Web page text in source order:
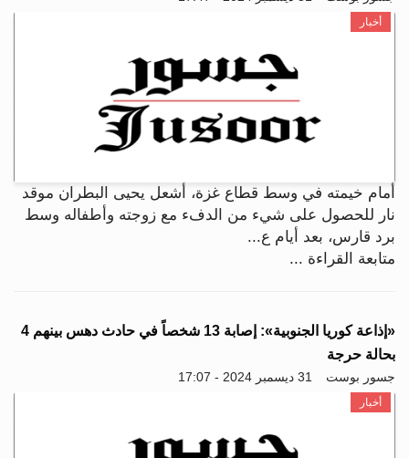
أخبار
أمام خيمته في وسط قطاع غزة، أشعل يحيى البطران موقد
نار للحصول على شيء من الدفء مع زوجته وأطفاله وسط
برد قارس، بعد أيام ع...
متابعة القراءة ...
«إذاعة كوريا الجنوبية»: إصابة 13 شخصاً في حادث دهس بينهم 4
بحالة حرجة
جسور بوست 31 ديسمبر 2024 - 17:07
أخبار